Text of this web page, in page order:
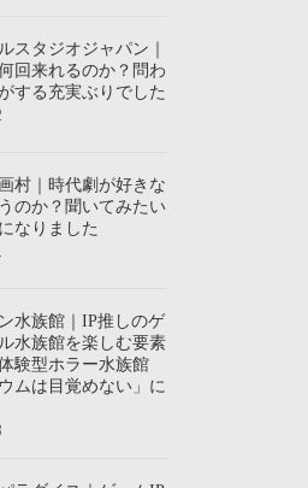
スタジオジャパン｜
回来れるのか？問わ
する充実ぶりでした
村｜時代劇が好きな
のか？聞いてみたい
なりました
水族館｜IP推しのゲ
水族館を楽しむ要素
験型ホラー水族館
ムは目覚めない」に